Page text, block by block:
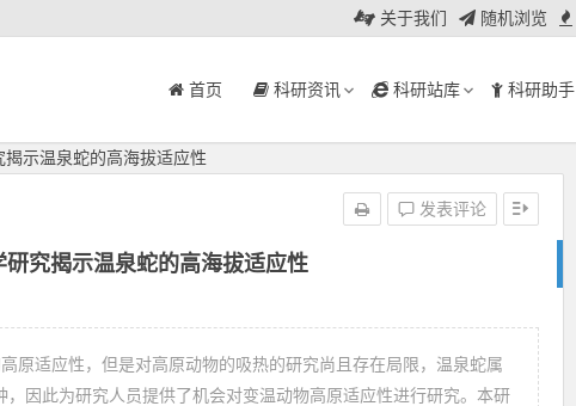
关于我们 随机浏览
首页 科研资讯 科研站库 科研助手
揭示温泉蛇的高海拔适应性
研究揭示温泉蛇的高海拔适应性
发表评论
原适应性，但是对高原动物的吸热的研究尚且存在局限，温泉蛇属
因此为研究人员提供了机会对变温动物高原适应性进行研究。本研